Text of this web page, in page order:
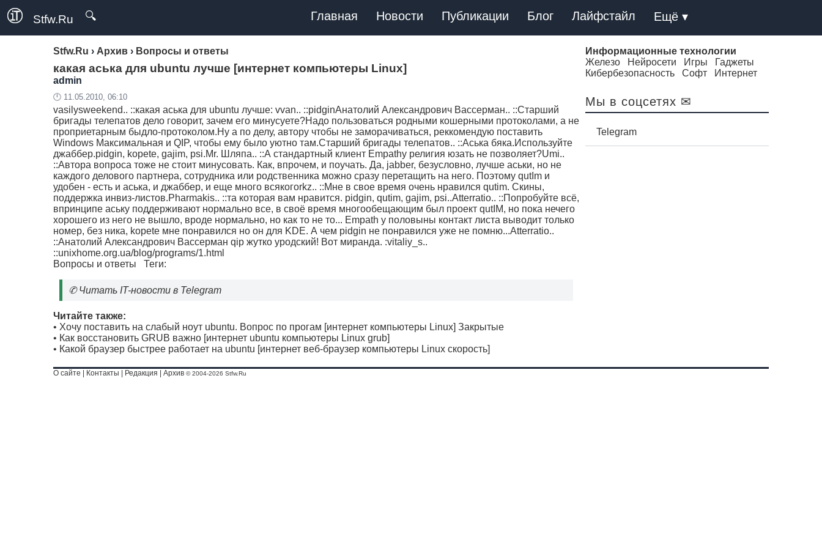
Stfw.Ru 🔍 Главная Новости Публикации Блог Лайфстайл Ещё ▾
Stfw.Ru › Архив › Вопросы и ответы
какая аська для ubuntu лучше [интернет компьютеры Linux]
admin
🕛 11.05.2010, 06:10
vasilysweekend.. ::какая аська для ubuntu лучше: vvan.. ::pidginАнатолий Александрович Вассерман.. ::Старший
бригады телепатов дело говорит, зачем его минусуете?Надо пользоваться родными кошерными протоколами, а не
проприетарным быдло-протоколом.Ну а по делу, автору чтобы не заморачиваться, реккомендую поставить
Windows Максимальная и QIP, чтобы ему было уютно там.Старший бригады телепатов.. ::Аська бяка.Используйте
джаббер.pidgin, kopete, gajim, psi.Mr. Шляпа.. ::А стандартный клиент Empathy религия юзать не позволяет?Umi..
::Автора вопроса тоже не стоит минусовать. Как, впрочем, и поучать. Да, jabber, безусловно, лучше аськи, но не
каждого делового партнера, сотрудника или родственника можно сразу перетащить на него. Поэтому qutIm и
удобен - есть и аська, и джаббер, и еще много всякогоrkz.. ::Мне в свое время очень нравился qutim. Скины,
поддержка инвиз-листов.Pharmakis.. ::та которая вам нравится. pidgin, qutim, gajim, psi..Atterratio.. ::Попробуйте всё,
впринципе аську поддерживают нормально все, в своё время многообещающим был проект qutIM, но пока нечего
хорошего из него не вышло, вроде нормально, но как то не то... Empath у половыны контакт листа выводит только
номер, без ника, kopete мне понравился но он для KDE. А чем pidgin не понравился уже не помню...Atterratio..
::Анатолий Александрович Вассерман qip жутко уродский! Вот миранда. :vitaliy_s..
::unixhome.org.ua/blog/programs/1.html
Вопросы и ответы Теги:
✆Читать IT-новости в Telegram
Читайте также:
• Хочу поставить на слабый ноут ubuntu. Вопрос по прогам [интернет компьютеры Linux] Закрытые
• Как восстановить GRUB важно [интернет ubuntu компьютеры Linux grub]
• Какой браузер быстрее работает на ubuntu [интернет веб-браузер компьютеры Linux скорость]
Информационные технологии
Железо
Нейросети Игры
Гаджеты
Кибербезопасность
Софт Интернет
Мы в соцсетях ✉
Telegram
О сайте Контакты Редакция Архив © 2004-2026 Stfw.Ru